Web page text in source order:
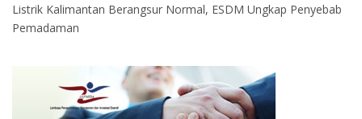
Listrik Kalimantan Berangsur Normal, ESDM Ungkap Penyebab
Pemadaman